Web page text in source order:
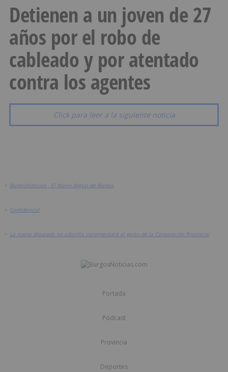
Detienen a un joven de 27
años por el robo de
cableado y por atentado
contra los agentes
Click para leer a la siguiente noticia
> BurgosNoticias - El diario digital de Burgos
> Confidencial
> La nueva diputada no adscrita incrementará el gasto de la Corporación Provincial
Portada
Podcast
Provincia
Deportes